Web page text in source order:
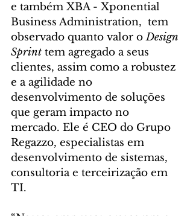
e também XBA - Xponential
Business Administration,  tem
observado quanto valor o Design
Sprint tem agregado a seus
clientes, assim como a robustez
e a agilidade no
desenvolvimento de soluções
que geram impacto no
mercado. Ele é CEO do Grupo
Regazzo, especialistas em
desenvolvimento de sistemas,
consultoria e terceirização em
TI.